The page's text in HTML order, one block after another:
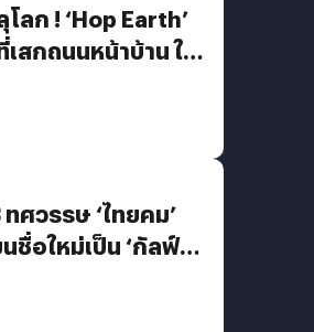
โลก ! ‘Hop Earth’
สกถนนหน้าบ้าน ให้
ศวรรษ ‘ไทยคม’
ชื่อใหม่เป็น ‘กัลฟ์